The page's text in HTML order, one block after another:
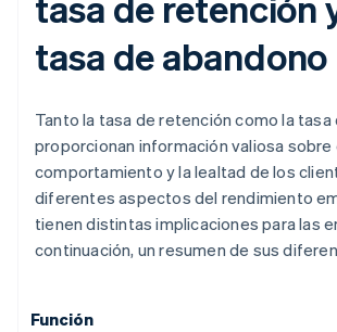
tasa de abandono
Tanto la tasa de retención como la tasa
proporcionan información valiosa sobre
comportamiento y la lealtad de los
diferentes aspectos del rendimiento
tienen distintas implicaciones para las
continuación, un resumen de sus
Función